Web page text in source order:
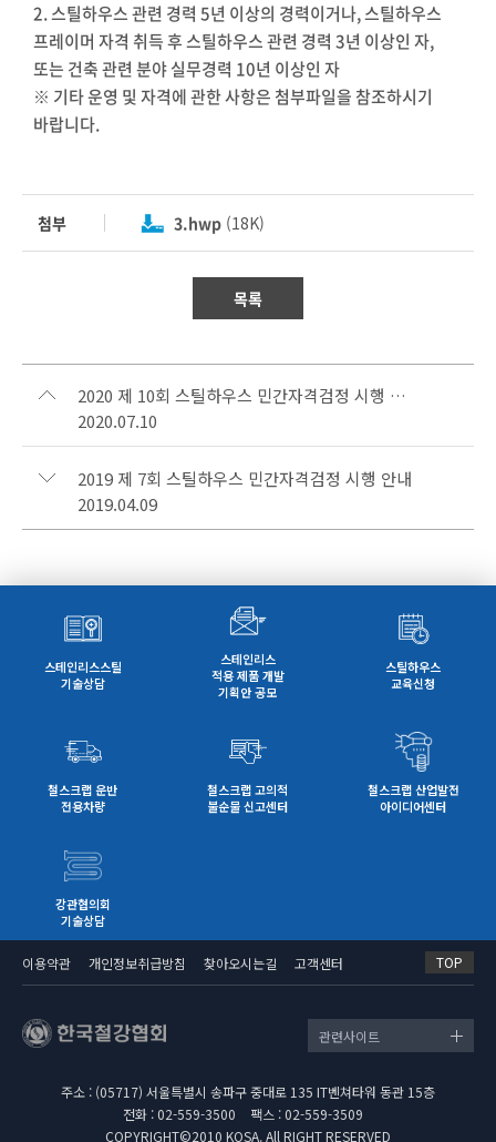
2. 스틸하우스 관련 경력 5년 이상의 경력이거나, 스틸하우스
프레이머 자격 취득 후 스틸하우스 관련 경력 3년 이상인 자,
또는 건축 관련 분야 실무경력 10년 이상인 자
※ 기타 운영 및 자격에 관한 사항은 첨부파일을 참조하시기
바랍니다.
첨부 3.hwp (18K)
목록
2020 제 10회 스틸하우스 민간자격검정 시행 안내
2020.07.10
2019 제 7회 스틸하우스 민간자격검정 시행 안내
2019.04.09
스테인리스스틸
기술상담
스테인리스
적용 제품 개발
기획안 공모
스틸하우스
교육신청
철스크랩 운반
전용차량
철스크랩 고의적
불순물 신고센터
철스크랩 산업발전
아이디어센터
강관협의회
기술상담
이용약관 개인정보취급방침 찾아오시는길 고객센터
주소 : (05717) 서울특별시 송파구 중대로 135 IT벤쳐타워 동관 15층
전화 : 02-559-3500
팩스 : 02-559-3509
COPYRIGHT©2010 KOSA. All RIGHT RESERVED
관련사이트
TOP